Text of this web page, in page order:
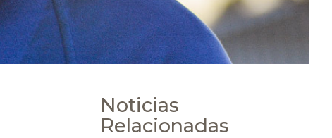
Noticias
Relacionadas